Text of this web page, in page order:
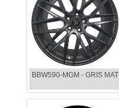
BBW590-MGM - GRIS MAT